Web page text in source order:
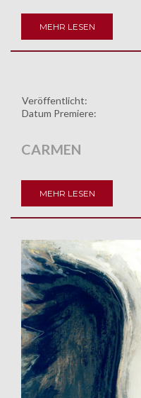
MEHR LESEN
Veröffentlicht:
Datum Premiere:
CARMEN
MEHR LESEN